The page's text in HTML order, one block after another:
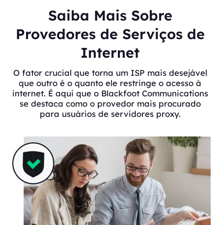
Saiba Mais Sobre
Provedores de Serviços de
Internet
O fator crucial que torna um ISP mais desejável
que outro é o quanto ele restringe o acesso à
internet. É aqui que o Blackfoot Communications
se destaca como o provedor mais procurado
para usuários de servidores proxy.